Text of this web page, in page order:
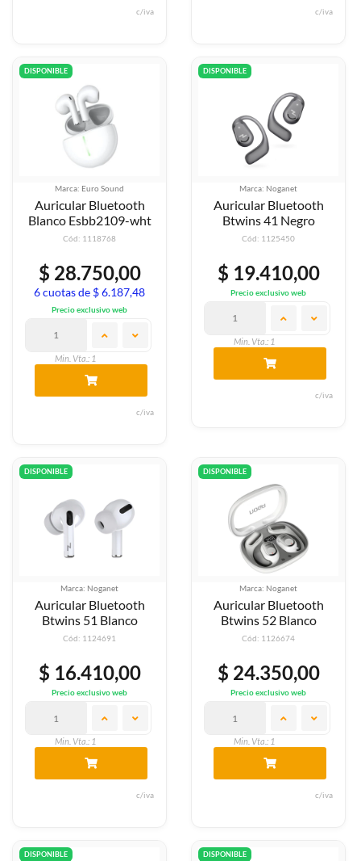
c/iva c/iva
DISPONIBLE
Marca: Euro Sound
Auricular Bluetooth
Blanco Esbb2109-wht
Cód: 1118768
$ 28.750,00
6 cuotas de $ 6.187,48
Precio exclusivo web
Min. Vta.: 1
c/iva
DISPONIBLE
Marca: Noganet
Auricular Bluetooth
Btwins 41 Negro
Cód: 1125450
$ 19.410,00
Precio exclusivo web
Min. Vta.: 1
c/iva
DISPONIBLE
Marca: Noganet
Auricular Bluetooth
Btwins 51 Blanco
Cód: 1124691
$ 16.410,00
Precio exclusivo web
Min. Vta.: 1
c/iva
DISPONIBLE
Marca: Noganet
Auricular Bluetooth
Btwins 52 Blanco
Cód: 1126674
$ 24.350,00
Precio exclusivo web
Min. Vta.: 1
c/iva
DISPONIBLE DISPONIBLE